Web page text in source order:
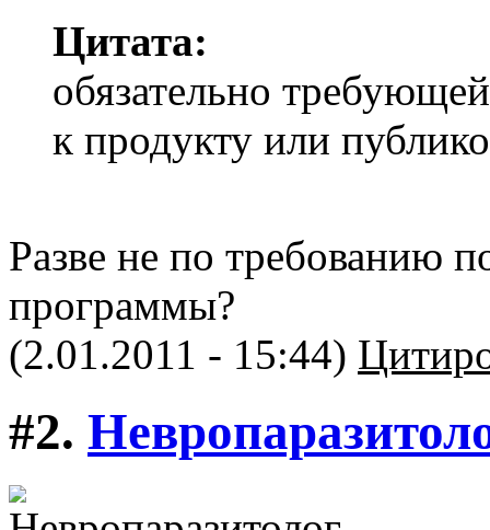
Цитата:
обязательно
к продукту или
Разве не по требованию
программы?
(2.01.2011 - 15:44)
#2.